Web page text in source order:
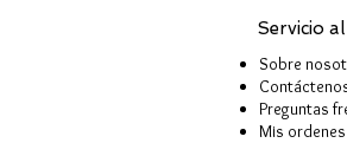
Servicio
Sobre
Preguntas
Mis ordenes